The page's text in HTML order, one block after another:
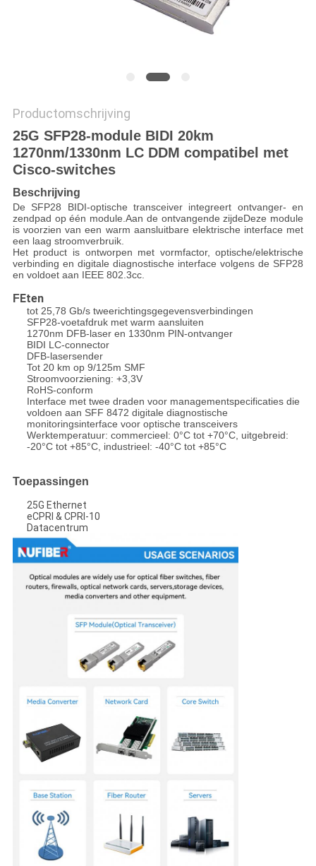
Productomschrijving
25G SFP28-module BIDI 20km
1270nm/1330nm LC DDM compatibel met
Cisco-switches
Beschrijving
De SFP28 BIDI-optische transceiver integreert ontvanger- en
zendpad op één module.Aan de ontvangende zijdeDeze module
is voorzien van een warm aansluitbare elektrische interface met
een laag stroomverbruik.
Het product is ontworpen met vormfactor, optische/elektrische
verbinding en digitale diagnostische interface volgens de SFP28
en voldoet aan IEEE 802.3cc.
FEten
tot 25,78 Gb/s tweerichtingsgegevensverbindingen
SFP28-voetafdruk met warm aansluiten
1270nm DFB-laser en 1330nm PIN-ontvanger
BIDI LC-connector
DFB-lasersender
Tot 20 km op 9/125m SMF
Stroomvoorziening: +3,3V
RoHS-conform
Interface met twee draden voor managementspecificaties die
voldoen aan SFF 8472 digitale diagnostische
monitoringsinterface voor optische transceivers
Werktemperatuur: commercieel: 0°C tot +70°C, uitgebreid:
-20°C tot +85°C, industrieel: -40°C tot +85°C
Toepassingen
25G Ethernet
eCPRI & CPRI-10
Datacentrum